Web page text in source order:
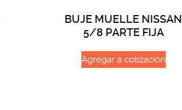
BUJE MUELLE NISSAN
5/8 PARTE FIJA
Agregar a cotización